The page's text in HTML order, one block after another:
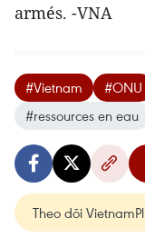
armés. -VNA
#Vietnam #ONU
#ressources en eau
Theo dõi